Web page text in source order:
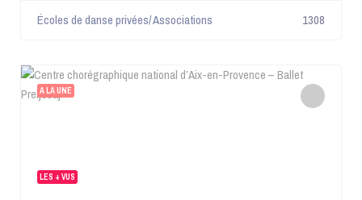
Écoles de danse privées/ Associations 1308
A LA UNE
LES + VUS